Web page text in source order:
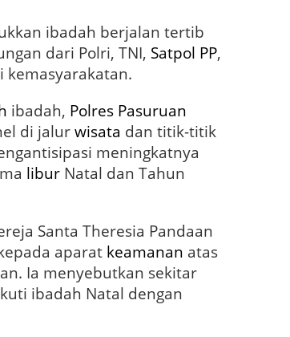
ibadah berjalan tertib
dari Polri, TNI, Satpol PP,
kemasyarakatan.
ibadah, Polres Pasuruan
di jalurwisata dan titik-titik
meningkatnya
liburNatal dan Tahun
Santa Theresia Pandaan
aparat keamanan atas
Ia menyebutkan sekitar
ibadah Natal dengan